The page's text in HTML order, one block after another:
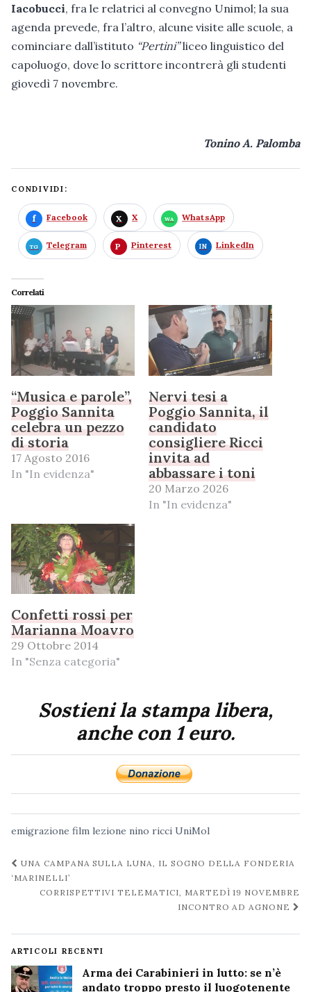
Iacobucci, fra le relatrici al convegno Unimol; la sua
agenda prevede, fra l’altro, alcune visite alle scuole, a
cominciare dall’istituto “Pertini”liceo linguistico del
capoluogo, dove lo scrittore incontrerà gli studenti
giovedì 7 novembre.
Tonino A. Palomba
CONDIVIDI:
Facebook X WhatsApp
Telegram Pinterest LinkedIn
Correlati
“Musica e parole”,
Poggio Sannita
celebra un pezzo
di storia
17 Agosto 2016
In "In evidenza"
Nervi tesi a
Poggio Sannita, il
candidato
consigliere Ricci
invita ad
abbassare i toni
20 Marzo 2026
In "In evidenza"
Confetti rossi per
Marianna Moavro
29 Ottobre 2014
In "Senza categoria"
Sostieni la stampa libera,
anche con 1 euro.
emigrazione film lezione nino ricci UniMol
Navigazione
post
UNA CAMPANA SULLA LUNA, IL SOGNO DELLA FONDERIA
‘MARINELLI’
CORRISPETTIVI TELEMATICI, MARTEDÌ 19 NOVEMBRE
INCONTRO AD AGNONE
ARTICOLI RECENTI
Arma dei Carabinieri in lutto: se n’è
andato troppo presto il luogotenente